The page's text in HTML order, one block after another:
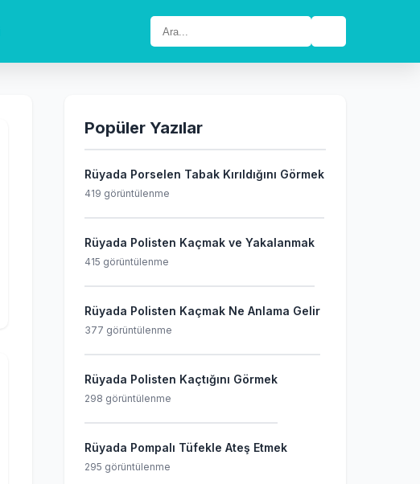
Popüler Yazılar
Rüyada Porselen Tabak Kırıldığını Görmek
419 görüntülenme
Rüyada Polisten Kaçmak ve Yakalanmak
415 görüntülenme
Rüyada Polisten Kaçmak Ne Anlama Gelir
377 görüntülenme
Rüyada Polisten Kaçtığını Görmek
298 görüntülenme
Rüyada Pompalı Tüfekle Ateş Etmek
295 görüntülenme